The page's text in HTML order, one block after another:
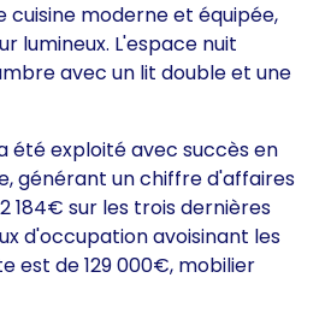
cuisine moderne et équipée,
lumineux. L'espace nuit
avec un lit double et une
exploité avec succès en
générant un chiffre d'affaires
184€ sur les trois dernières
d'occupation avoisinant les
est de 129 000€, mobilier